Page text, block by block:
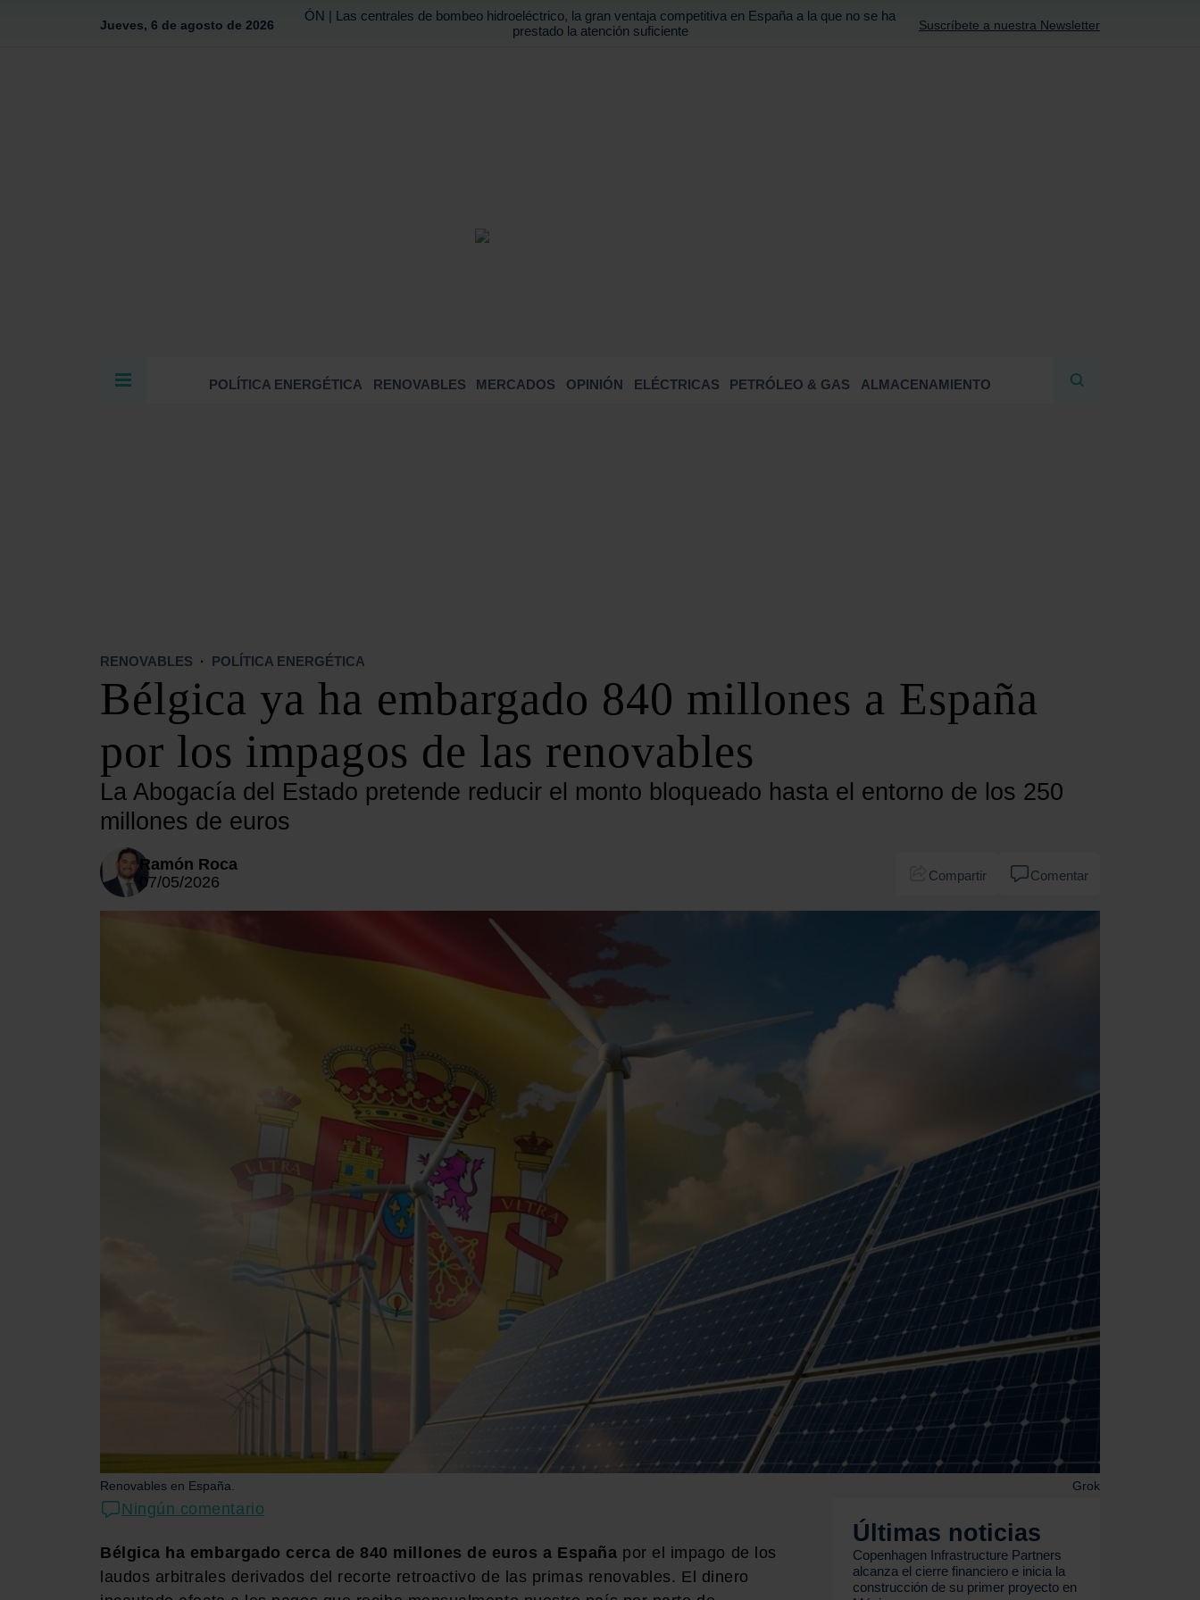
Jueves, 6 de agosto de 2026
ÓN | Las centrales de bombeo hidroeléctrico, la gran ventaja competitiva en España a la que no se ha
prestado la atención suficiente
Suscríbete a nuestra Newsletter
MOVILIDAD
ALMACENAMIENTO
STARTUPS & INNOVACIÓN
HIDRÓGENO
TOP 10
TECH
FORO DE AUTOCONSUMO
FORO DE MOVILIDAD SOSTENIBLE
FORO DE TRANSICIÓN ENERGÉTICA
SERVICIOS
POLÍTICA ENERGÉTICA RENOVABLES MERCADOS OPINIÓN ELÉCTRICAS PETRÓLEO & GAS ALMACENAMIENTO
BUSCAR
RENOVABLES · POLÍTICA ENERGÉTICA
Bélgica ya ha embargado 840 millones a España
por los impagos de las renovables
La Abogacía del Estado pretende reducir el monto bloqueado hasta el entorno de los 250
millones de euros
Ramón Roca
07/05/2026
Compartir Comentar
Renovables en España. Grok
Ningún comentario
Bélgica ha embargado cerca de 840 millones de euros a España por el impago de los
laudos arbitrales derivados del recorte retroactivo de las primas renovables. El dinero
Últimas noticias
Copenhagen Infrastructure Partners
alcanza el cierre financiero e inicia la
construcción de su primer proyecto en